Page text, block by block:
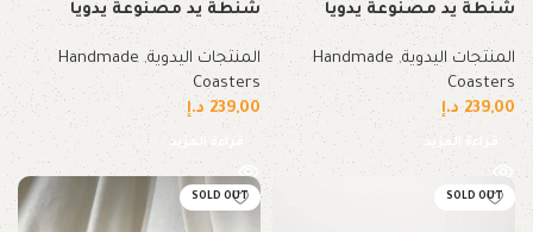
شنطة يد مصنوعة يدوياً
المنتجات اليدوية,
Handmade
Coasters
239,00 د.إ
قراءة المزيد
شنطة يد مصنوعة يدوياً
المنتجات اليدوية,
Handmade
Coasters
239,00 د.إ
قراءة المزيد
SOLD OUT
SOLD OUT